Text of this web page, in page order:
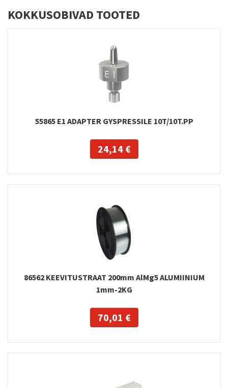
KOKKUSOBIVAD TOOTED
55865 E1 ADAPTER GYSPRESSILE 10T/10T.PP
24,14 €
86562 KEEVITUSTRAAT 200mm AlMg5 ALUMIINIUM
1mm-2KG
70,01 €